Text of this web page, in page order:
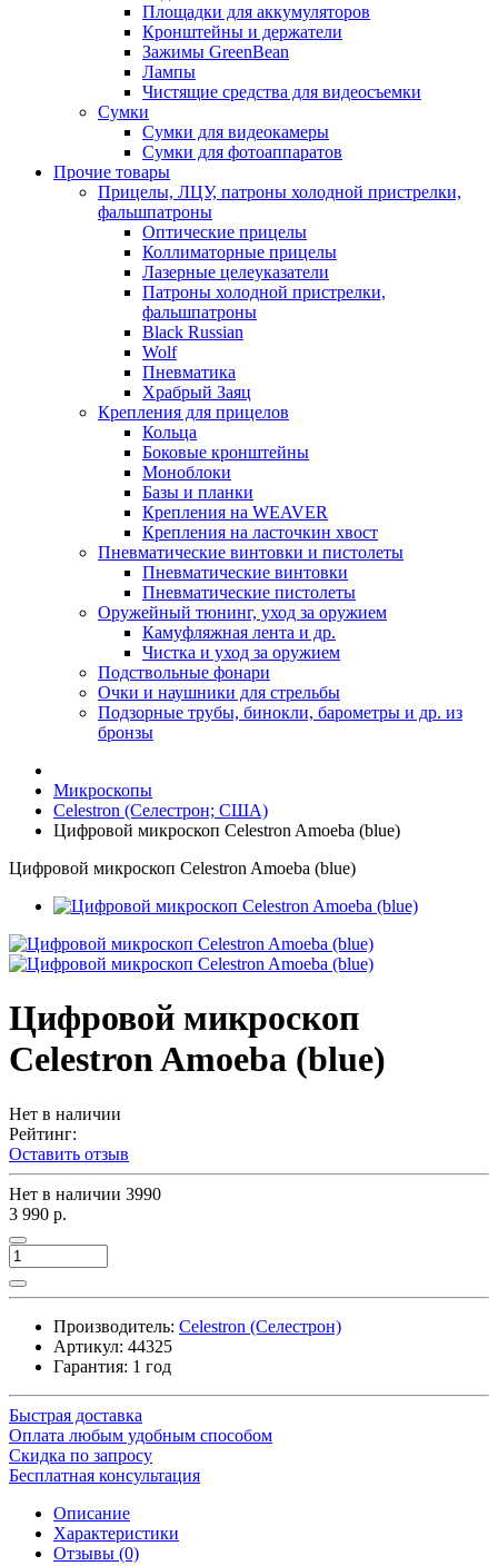
Площадки для аккумуляторов
Кронштейны и держатели
Зажимы GreenBean
Лампы
Чистящие средства для видеосъемки
Сумки
Сумки для видеокамеры
Сумки для фотоаппаратов
Прочие товары
Прицелы, ЛЦУ, патроны холодной пристрелки,
фальшпатроны
Оптические прицелы
Коллиматорные прицелы
Лазерные целеуказатели
Патроны холодной пристрелки,
фальшпатроны
Black Russian
Wolf
Пневматика
Храбрый Заяц
Крепления для прицелов
Кольца
Боковые кронштейны
Моноблоки
Базы и планки
Крепления на WEAVER
Крепления на ласточкин хвост
Пневматические винтовки и пистолеты
Пневматические винтовки
Пневматические пистолеты
Оружейный тюнинг, уход за оружием
Камуфляжная лента и др.
Чистка и уход за оружием
Подствольные фонари
Очки и наушники для стрельбы
Подзорные трубы, бинокли, барометры и др. из
бронзы
Микроскопы
Celestron (Селестрон; США)
Цифровой микроскоп Celestron Amoeba (blue)
Цифровой микроскоп Celestron Amoeba (blue)
Цифровой микроскоп
Celestron Amoeba (blue)
Нет в наличии
Рейтинг:
Оставить отзыв
Нет в наличии 3990
3 990 р.
Производитель: Celestron (Селестрон)
Артикул: 44325
Гарантия: 1 год
Быстрая доставка
Оплата любым удобным способом
Скидка по запросу
Бесплатная консультация
Описание
Характеристики
Отзывы (0)